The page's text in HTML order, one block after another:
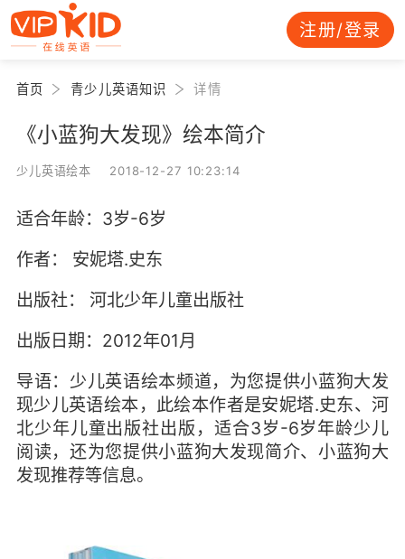
注册/登录
首页 青少儿英语知识 详情
《小蓝狗大发现》绘本简介
少儿英语绘本 2018-12-27 10:23:14
适合年龄：3岁-6岁
作者： 安妮塔.史东
出版社： 河北少年儿童出版社
出版日期：2012年01月
导语：少儿英语绘本频道，为您提供小蓝狗大发
现少儿英语绘本，此绘本作者是安妮塔.史东、河
北少年儿童出版社出版，适合3岁-6岁年龄少儿
阅读，还为您提供小蓝狗大发现简介、小蓝狗大
发现推荐等信息。